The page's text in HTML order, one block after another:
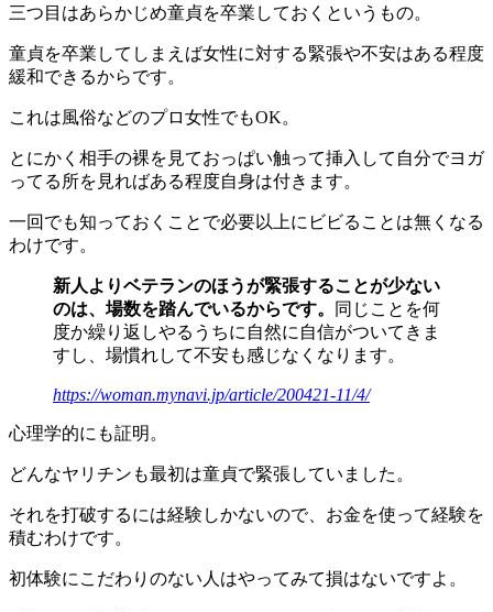
三つ目はあらかじめ童貞を卒業しておく というもの。
童貞を卒業してしまえば女性に対する緊張や不安はある程度
緩和できるからです。
これは風俗などのプロ女性でもOK。
とにかく相手の裸を見ておっぱい触って挿入して自分でヨガ
ってる所を見ればある程度自身は付きます。
一回でも知っておくことで必要以上にビビることは無くなる
わけです。
新人よりベテランのほうが緊張することが少ない
のは、場数を踏んでいるからです。
同じことを何
度か繰り返しやるうちに自然に自信がついてきま
すし、場慣れして不安も感じなくなります。
https://woman.mynavi.jp/article/200421-11/4/
心理学的にも証明。
どんなヤリチンも最初は童貞で緊張していました。
それを打破するには経験しかないので、お金を使って経験を
積むわけです。
初体験にこだわりのない人はやってみて損はないですよ。